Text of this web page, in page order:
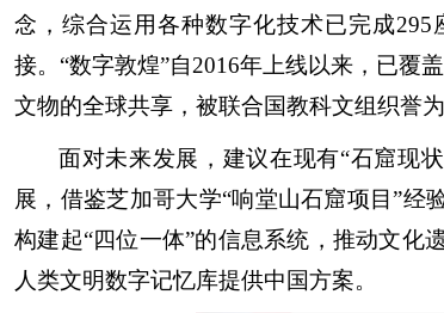
念，综合运用各种数字化技术已完成
接。“数字敦煌”自2016年上线以来，已覆
文物的全球共享，被联合国教科文组织誉
面对未来发展，建议在现有“石窟现
展，借鉴芝加哥大学“响堂山石窟项目”经
构建起“四位一体”的信息系统，推动文化
人类文明数字记忆库提供中国方案。